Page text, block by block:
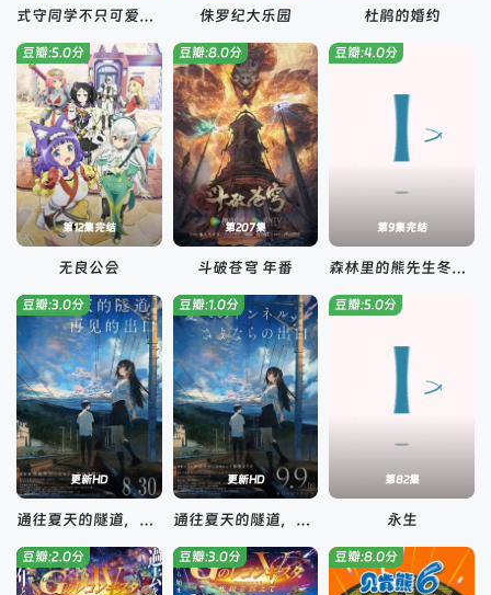
式守同学不只可爱而已 侏罗纪大乐园 杜鹃的婚约
第12集完结
豆瓣:5.0分
无良公会
第207集
豆瓣:8.0分
斗破苍穹 年番
第9集完结
豆瓣:4.0分
森林里的熊先生冬眠中
更新HD
豆瓣:3.0分
通往夏天的隧道，再见的出口国语
更新HD
豆瓣:1.0分
通往夏天的隧道，离别的出口
第82集
豆瓣:5.0分
永生
豆瓣:2.0分 豆瓣:3.0分 豆瓣:8.0分